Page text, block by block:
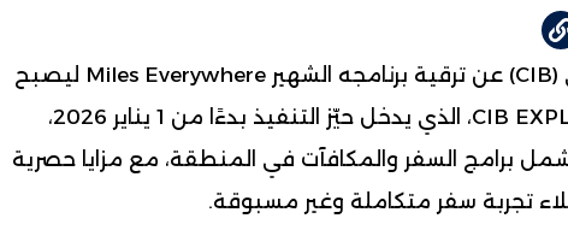
أعلن البنك التجاري الدولي (CIB) عن ترقية برنامجه الشهير Miles Everywhere ليصبح
في نسخته الجديدة CIB EXPLORE، الذي يدخل حيّز التنفيذ بدءًا من 1 يناير 2026،
برامج السفر والمكافآت في المنطقة، مع مزايا حصرية
تجربة سفر متكاملة وغير مسبوقة.